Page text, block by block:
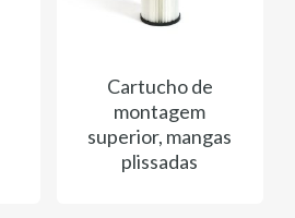
Cartucho de
montagem
superior, mangas
plissadas